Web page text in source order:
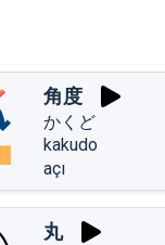
角度
かくど
kakudo
açı
丸